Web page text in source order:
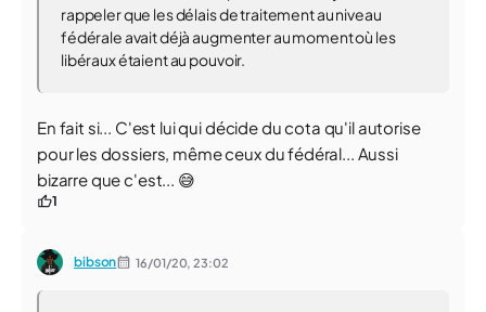
rappeler que les délais de traitement au niveau
fédérale avait déjà augmenter au moment où les
libéraux étaient au pouvoir.
En fait si... C'est lui qui décide du cota qu'il autorise
pour les dossiers, même ceux du fédéral... Aussi
bizarre que c'est... 😅
1
bibson 16/01/20,23:02